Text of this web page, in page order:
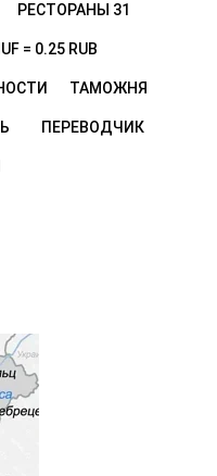
РЕСТОРАНЫ 31
= 0.25 RUB
ТАМОЖНЯ
ПЕРЕВОДЧИК